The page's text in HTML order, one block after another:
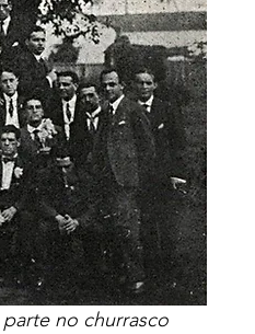
no churrasco